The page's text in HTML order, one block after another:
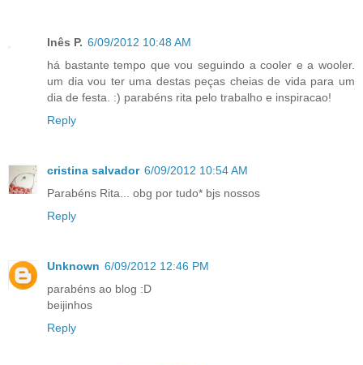
Inês P. 6/09/2012 10:48 AM
há bastante tempo que vou seguindo a cooler e a wooler.
um dia vou ter uma destas peças cheias de vida para um
dia de festa. :) parabéns rita pelo trabalho e inspiracao!
Reply
cristina salvador 6/09/2012 10:54 AM
Parabéns Rita... obg por tudo* bjs nossos
Reply
Unknown 6/09/2012 12:46 PM
parabéns ao blog :D
beijinhos
Reply